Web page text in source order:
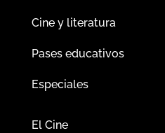
Cine y literatura
Pases educativos
Especiales
El Cine